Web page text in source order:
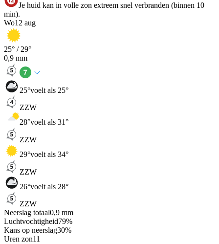
Je huid kan in volle zon extreem snel verbranden (binnen 10
min).
Wo12 aug
25° / 29°
0,9 mm
25°voelt als 25°
ZZW
28°voelt als 31°
ZZW
29°voelt als 34°
ZZW
26°voelt als 28°
ZZW
Neerslag totaal0,9 mm
Luchtvochtigheid79%
Kans op neerslag30%
Uren zon11